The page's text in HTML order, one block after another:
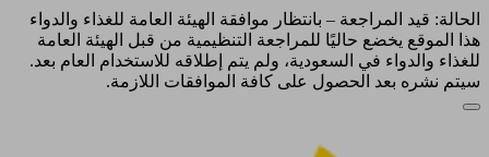
الحالة: قيد المراجعة – بانتظار موافقة الهيئة العامة للغذاء والدواء
هذا الموقع يخضع حاليًا للمراجعة التنظيمية من قبل الهيئة العامة
للغذاء والدواء في السعودية، ولم يتم إطلاقه للاستخدام العام بعد.
سيتم نشره بعد الحصول على كافة الموافقات اللازمة.